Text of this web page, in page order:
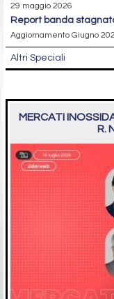
29 maggio 2026
report banda
Aggiornamento Giugno
Altri Speciali
MERCATI
R.